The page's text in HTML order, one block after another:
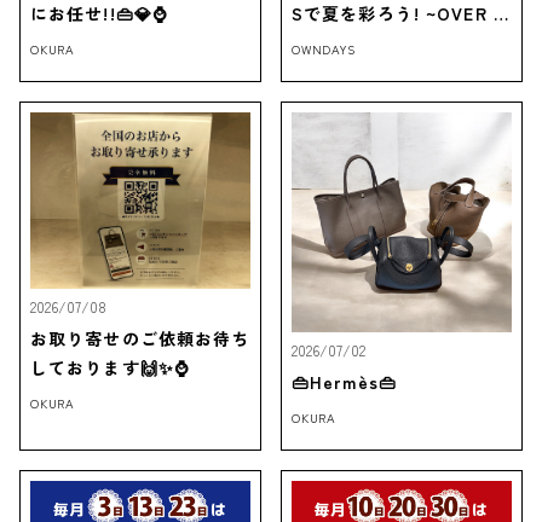
にお任せ!!👜💎⌚
OKURA
Sで夏を彩ろう! ~OVER 1
00 STYLES~
OWNDAYS
2026/07/08
お取り寄せのご依頼お待ち
しております🙌✨⌚
OKURA
2026/07/02
👜Hermès👜
OKURA